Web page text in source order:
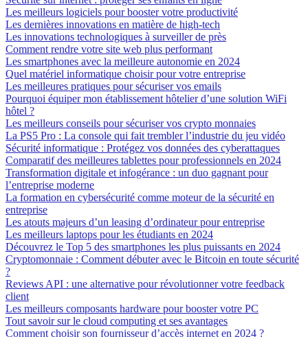
Les meilleurs logiciels pour booster votre productivité
Les dernières innovations en matière de high-tech
Les innovations technologiques à surveiller de près
Comment rendre votre site web plus performant
Les smartphones avec la meilleure autonomie en 2024
Quel matériel informatique choisir pour votre entreprise
Les meilleures pratiques pour sécuriser vos emails
Pourquoi équiper mon établissement hôtelier d’une solution WiFi
hôtel ?
Les meilleurs conseils pour sécuriser vos crypto monnaies
La PS5 Pro : La console qui fait trembler l’industrie du jeu vidéo
Sécurité informatique : Protégez vos données des cyberattaques
Comparatif des meilleures tablettes pour professionnels en 2024
Transformation digitale et infogérance : un duo gagnant pour
l’entreprise moderne
La formation en cybersécurité comme moteur de la sécurité en
entreprise
Les atouts majeurs d’un leasing d’ordinateur pour entreprise
Les meilleurs laptops pour les étudiants en 2024
Découvrez le Top 5 des smartphones les plus puissants en 2024
Cryptomonnaie : Comment débuter avec le Bitcoin en toute sécurité
?
Reviews API : une alternative pour révolutionner votre feedback
client
Les meilleurs composants hardware pour booster votre PC
Tout savoir sur le cloud computing et ses avantages
Comment choisir son fournisseur d’accès internet en 2024 ?